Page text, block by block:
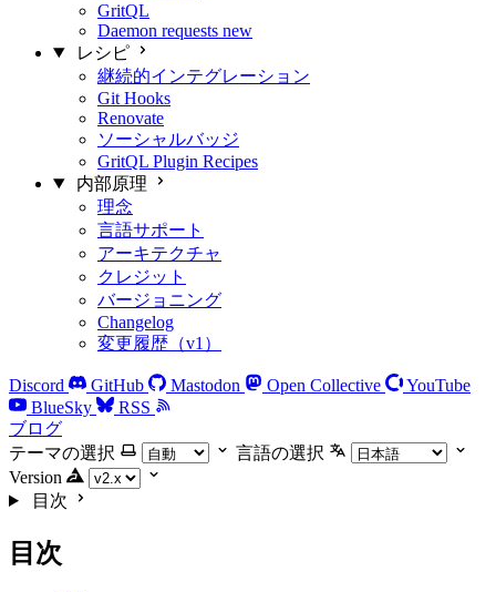
GritQL
Daemon requests new
レシピ
継続的インテグレーション
Git Hooks
Renovate
ソーシャルバッジ
GritQL Plugin Recipes
内部原理
理念
言語サポート
アーキテクチャ
クレジット
バージョニング
Changelog
変更履歴（v1）
Discord GitHub Mastodon Open Collective
YouTube
BlueSky
RSS
ブログ
テーマの選択
言語の選択
Version
目次
目次